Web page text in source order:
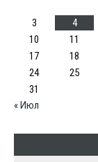
3
4
10
11
17
18
24
25
31
« Июл